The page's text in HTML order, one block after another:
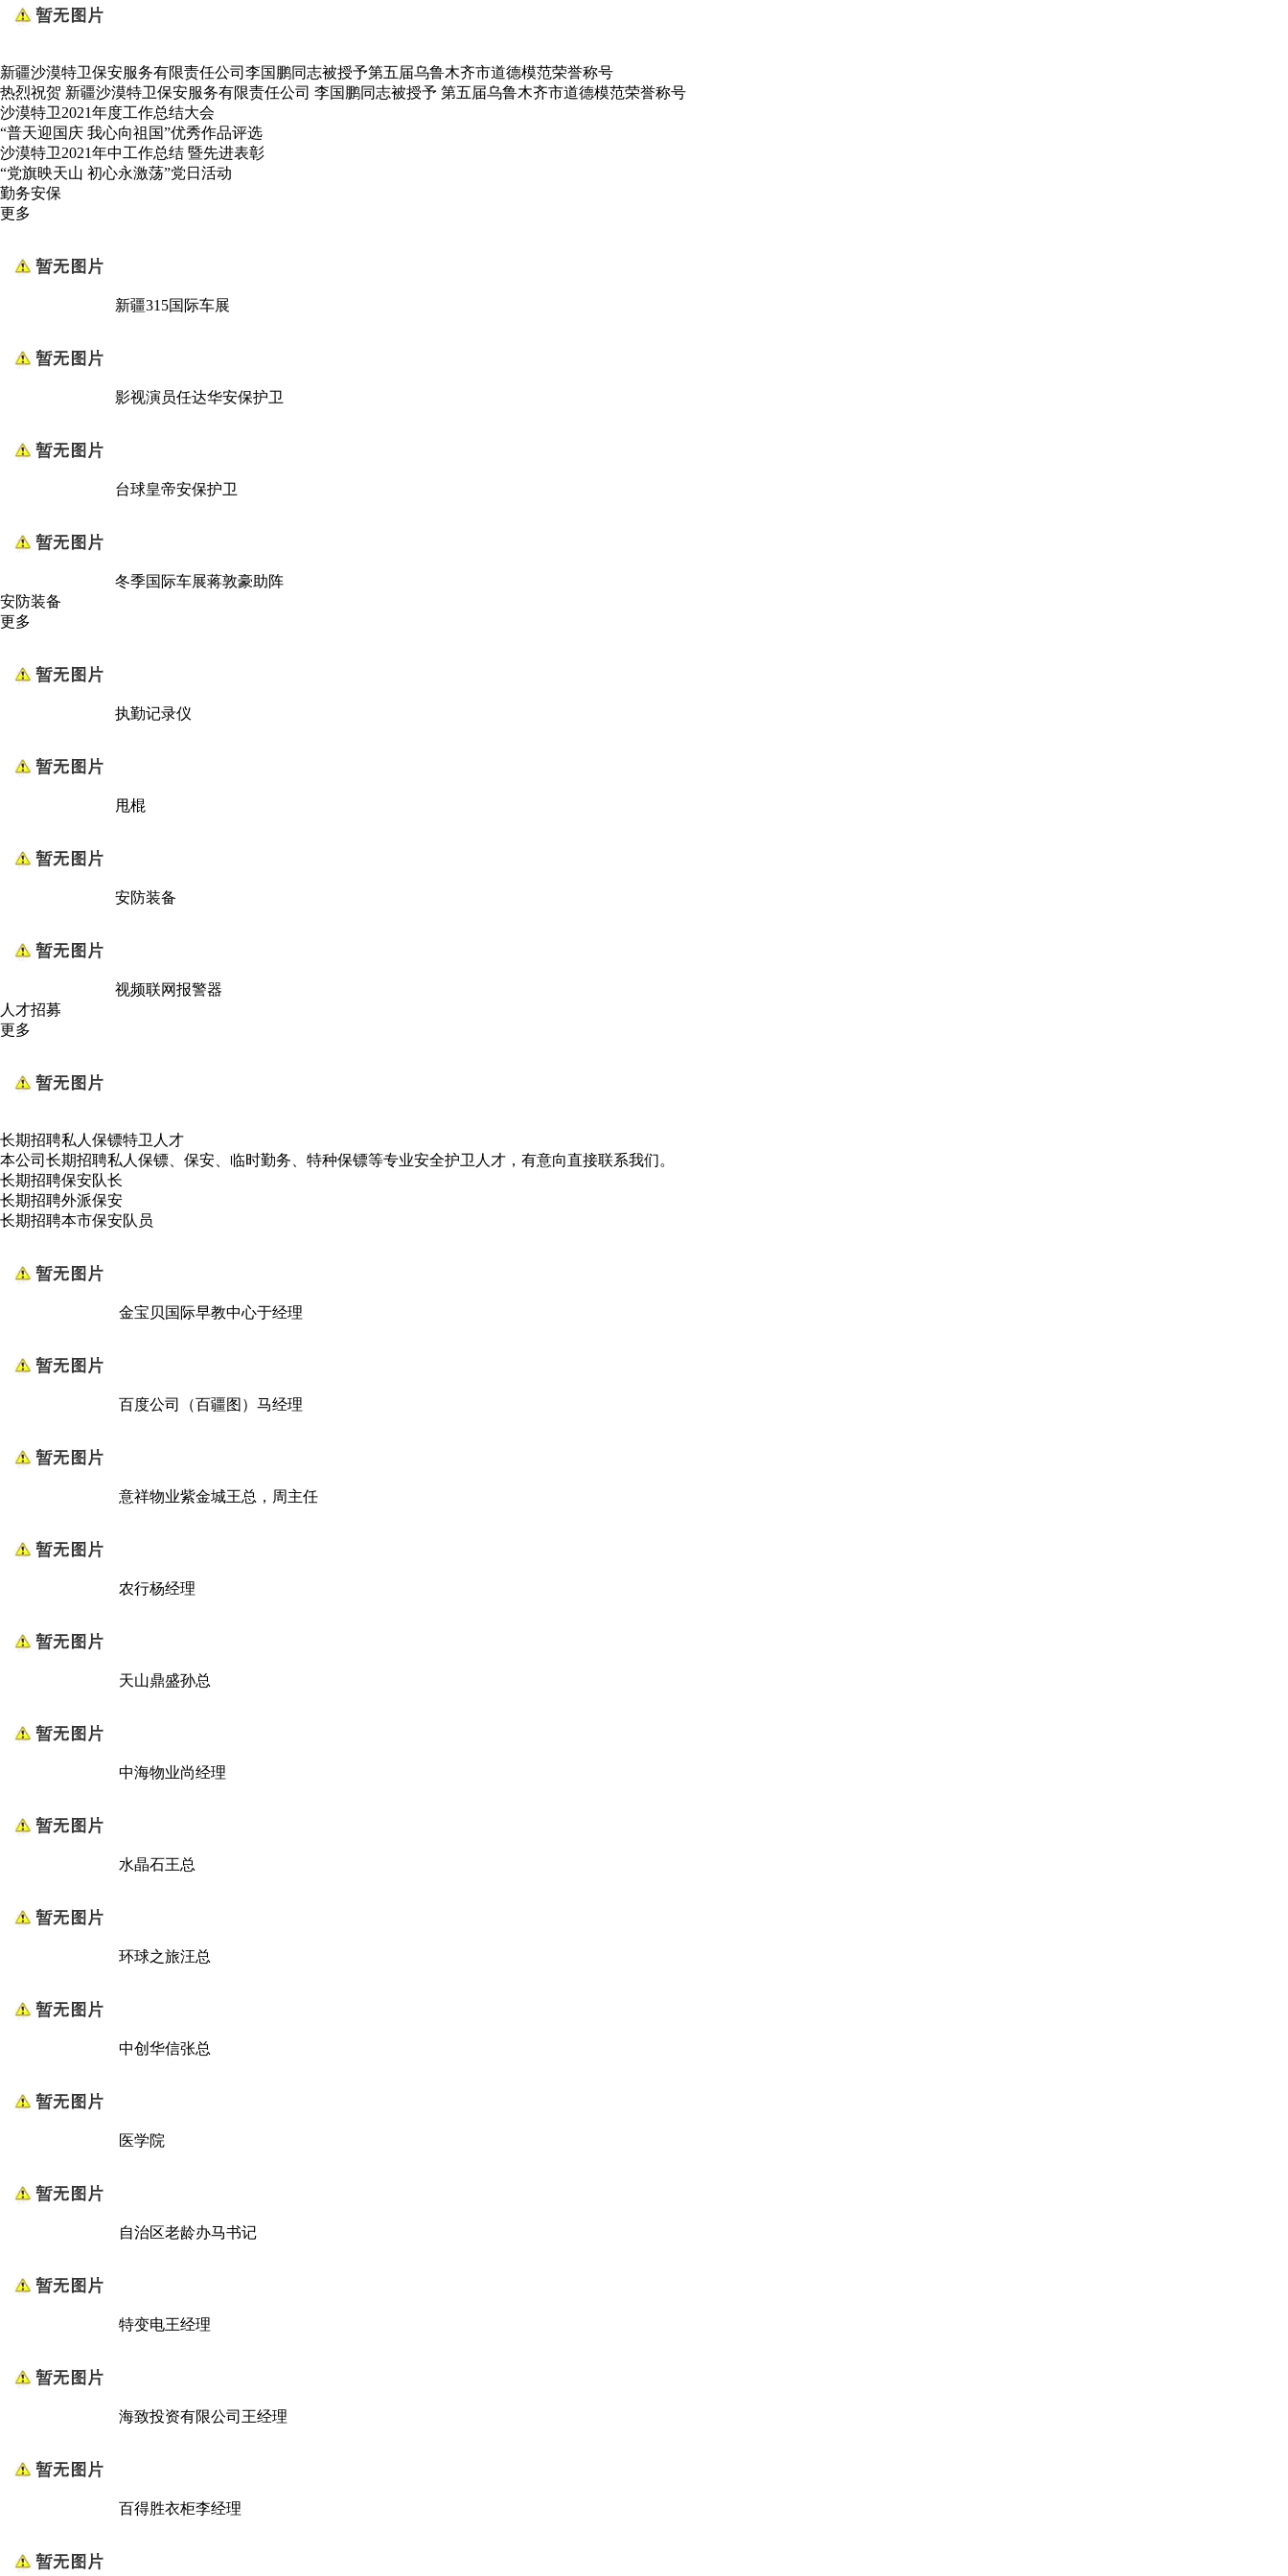
新疆沙漠特卫保安服务有限责任公司李国鹏同志被授予第五届乌鲁木齐市道德模范荣誉称号
热烈祝贺 新疆沙漠特卫保安服务有限责任公司 李国鹏同志被授予 第五届乌鲁木齐市道德模范荣誉称号
沙漠特卫2021年度工作总结大会
“普天迎国庆 我心向祖国”优秀作品评选
沙漠特卫2021年中工作总结 暨先进表彰
“党旗映天山 初心永激荡”党日活动
勤务安保
更多
新疆315国际车展
影视演员任达华安保护卫
台球皇帝安保护卫
冬季国际车展蒋敦豪助阵
安防装备
更多
执勤记录仪
甩棍
安防装备
视频联网报警器
人才招募
更多
长期招聘私人保镖特卫人才
本公司长期招聘私人保镖、保安、临时勤务、特种保镖等专业安全护卫人才，有意向直接联系我们。
长期招聘保安队长
长期招聘外派保安
长期招聘本市保安队员
金宝贝国际早教中心于经理
百度公司（百疆图）马经理
意祥物业紫金城王总，周主任
农行杨经理
天山鼎盛孙总
中海物业尚经理
水晶石王总
环球之旅汪总
中创华信张总
医学院
自治区老龄办马书记
特变电王经理
海致投资有限公司王经理
百得胜衣柜李经理